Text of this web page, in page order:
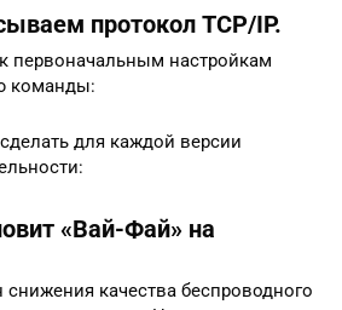
протокол TCP/IP.
первоначальным настройкам
команды:
для каждой версии
«Вай-Фай» на
снижения качества беспроводного